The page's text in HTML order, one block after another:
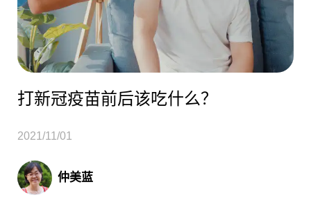
打新冠疫苗前后该吃什么？
2021/11/01
仲美蓝